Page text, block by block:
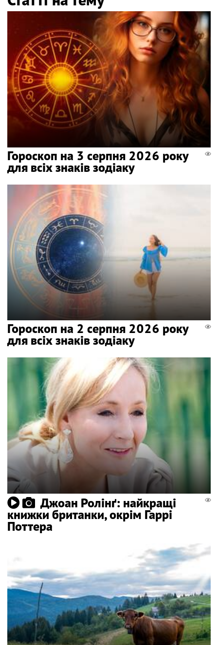
Гороскоп на 3 серпня 2026 року
для всіх знаків зодіаку
Гороскоп на 2 серпня 2026 року
для всіх знаків зодіаку
Джоан Ролінґ: найкращі
книжки британки, окрім Гаррі
Поттера